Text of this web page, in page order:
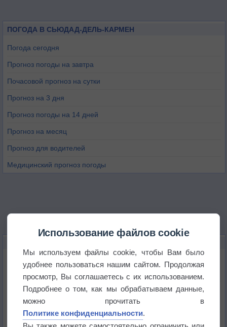
ПОГОДА В СЬЮДАД-ДЕЛЬ-КАРМЕН
Погода сегодня
Прогноз погоды на завтра
Почасовой прогноз на сутки
Прогноз на 3 дня
Прогноз погоды на 14 дней
Прогноз на месяц
Прогноз для водителей
Медицинский прогноз погоды
Июль в России стал самым тёплым за всю
историю
В Центральной России наступают самые жаркие
Дневная температура воздуха в ОАЭ превысила
Использование файлов cookie
Мы используем файлы cookie, чтобы Вам было
удобнее пользоваться нашим сайтом. Продолжая
просмотр, Вы соглашаетесь с их использованием.
Подробнее о том, как мы обрабатываем данные,
можно прочитать в
Политике конфиденциальности.